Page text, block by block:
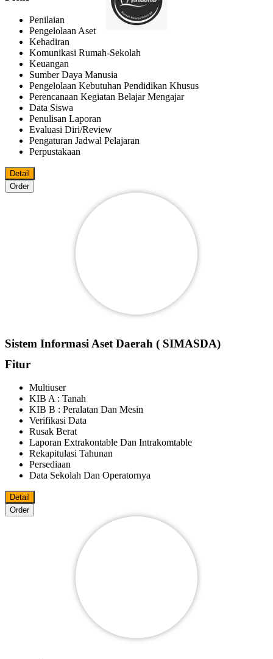
Penilaian
Pengelolaan Aset
Kehadiran
Komunikasi Rumah-Sekolah
Keuangan
Sumber Daya Manusia
Pengelolaan Kebutuhan Pendidikan Khusus
Perencanaan Kegiatan Belajar Mengajar
Data Siswa
Penulisan Laporan
Evaluasi Diri/review
Pengaturan Jadwal Pelajaran
Perpustakaan
Detail
Order
Sistem Informasi Aset Daerah ( SIMASDA)
Fitur
Multiuser
KIB A : Tanah
KIB B : Peralatan Dan Mesin
Verifikasi Data
Rusak Berat
Laporan Extrakontable Dan Intrakomtable
Rekapitulasi Tahunan
Persediaan
Data Sekolah Dan Operatornya
Detail
Order